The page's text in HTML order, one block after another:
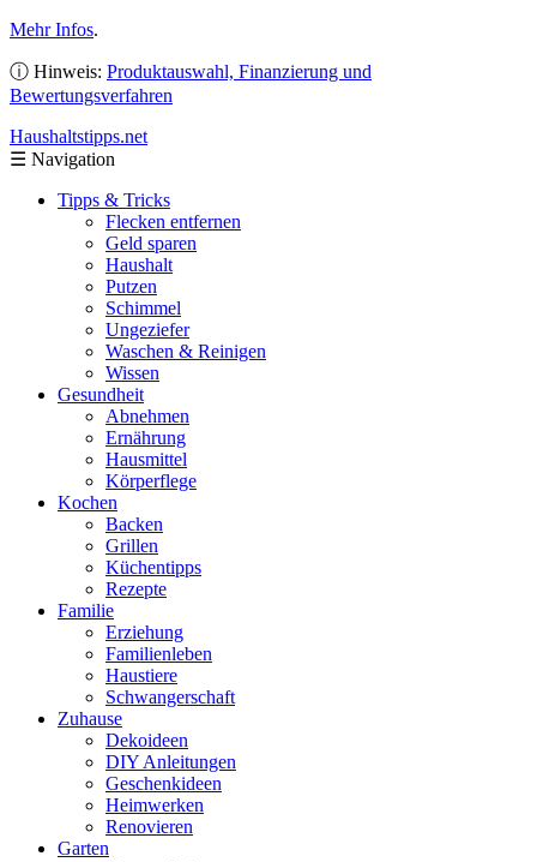
Mehr Infos.
ⓘ Hinweis: Produktauswahl, Finanzierung und
Bewertungsverfahren
Haushaltstipps.net
☰ Navigation
Tipps & Tricks
Flecken entfernen
Geld sparen
Haushalt
Putzen
Schimmel
Ungeziefer
Waschen & Reinigen
Wissen
Gesundheit
Abnehmen
Ernährung
Hausmittel
Körperflege
Kochen
Backen
Grillen
Küchentipps
Rezepte
Familie
Erziehung
Familienleben
Haustiere
Schwangerschaft
Zuhause
Dekoideen
DIY Anleitungen
Geschenkideen
Heimwerken
Renovieren
Garten